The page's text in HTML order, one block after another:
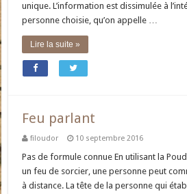
unique. L’information est dissimulée à
personne choisie, qu’on appelle …
Lire la suite »
Feu parlant
filoudor 10 septembre 2016
Pas de formule connue En utilisant la
un feu de sorcier, une personne peut
à distance. La tête de la personne qui